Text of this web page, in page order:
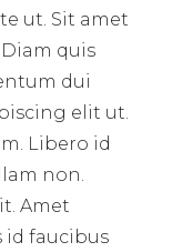
ut. Sit amet
quis
dui
elit ut.
Libero id
non.
Amet
id faucibus